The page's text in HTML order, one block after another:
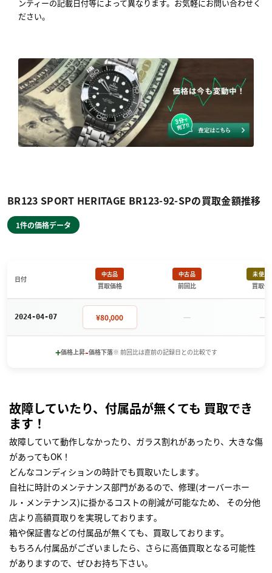
ンティーの記載日付等によって異なります。お気軽にお問い合わせく
ださい。
BR123 SPORT HERITAGE BR123-92-SPの買取金額推移
1件の価格データ
日付
中古品
買取価格
中古品
前回比
未使用
買取価
2024-04-07 ¥80,000 － －
+価格上昇-価格下落※ 前回比は直前の記録日との比較です
故障していたり、付属品が無くても 買取でき
ます！
故障していて動作しなかったり、ガラス割れがあったり、大きな傷
があってもOK！
どんなコンディションの時計でも買取いたします｡
自社に時計のメンテナンス部門があるので、修理(オーバーホー
ル・メンテナンス)に掛かるコストの削減が可能なため、 その分他
店より高額買取りを実現しております｡
箱や保証書などの付属品が無くても、買取しております。
もちろん付属品がございましたら、さらに高価買取となる可能性
がありますので、ぜひお持ち下さい｡